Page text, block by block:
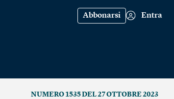
Abbonarsi Entra
NUMERO 1535 DEL 27 OTTOBRE 2023